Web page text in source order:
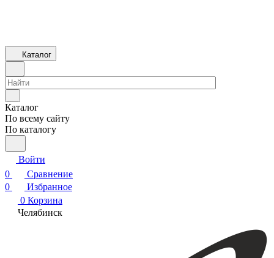
Каталог
Каталог
По всему сайту
По каталогу
Войти
0
Сравнение
0
Избранное
0 Корзина
Челябинск